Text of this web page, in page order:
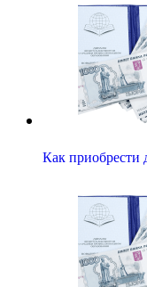
Как приобрести